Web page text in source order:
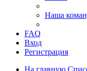
Наша
FAQ
Вход
Регистрация